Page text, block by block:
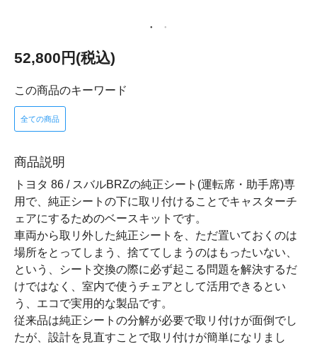
52,800円(税込)
この商品のキーワード
全ての商品
商品説明
トヨタ 86 / スバルBRZの純正シート(運転席・助手席)専
用で、純正シートの下に取リ付けることでキャスターチ
ェアにするためのベースキットです。
車両から取リ外した純正シートを、ただ置いておくのは
場所をとってしまう、捨ててしまうのはもったいない、
という、シート交換の際に必ず起こる問題を解決するだ
けではなく、室内で使うチェアとして活用できるとい
う、エコで実用的な製品です。
従来品は純正シートの分解が必要で取リ付けが面倒でし
たが、設計を見直すことで取リ付けが簡単になリまし